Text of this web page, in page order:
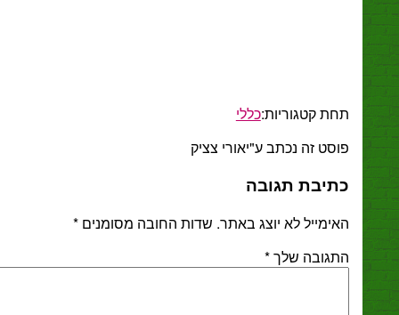
קטגוריות:כללי
זה נכתב ע"יאורי צציק
תגובה
לא יוצג באתר. שדות החובה מסומנים*
שלך*